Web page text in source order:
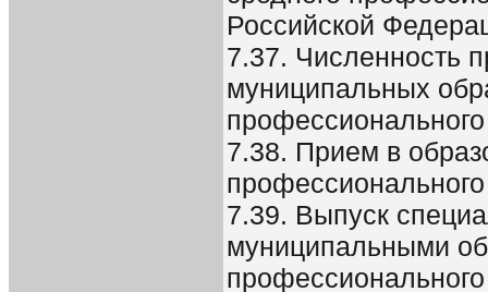
Российской
7.37. Численность
муниципальных
7.38. Прием в
7.39. Выпуск
муниципальными